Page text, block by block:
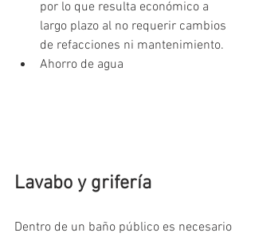
por lo que resulta económico a
largo plazo al no requerir cambios
de refacciones ni mantenimiento.
Ahorro de agua
Lavabo y grifería
Dentro de un baño público es necesario